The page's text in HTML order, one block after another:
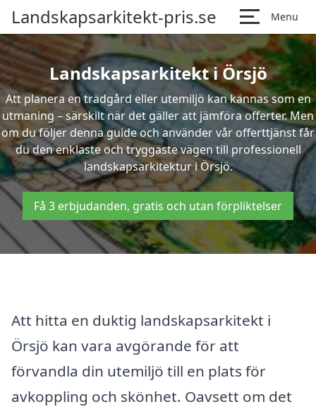
Landskapsarkitekt-pris.se Menu
Landskapsarkitekt i Örsjö
Att planera en trädgård eller utemiljö kan kännas som en
utmaning – särskilt när det gäller att jämföra offerter. Men
om du följer denna guide och använder vår offerttjänst får
du den enklaste och tryggaste vägen till professionell
landskapsarkitektur i Örsjö.
Få 3 erbjudanden, gratis och utan förpliktelser
Att hitta en duktig landskapsarkitekt i
Örsjö kan vara avgörande för att
förvandla din utemiljö till en plats för
avkoppling och skönhet. Oavsett om det